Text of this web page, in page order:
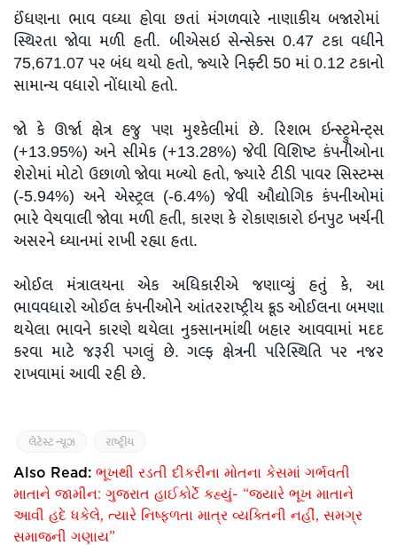
ઈંધણના ભાવ વધ્યા હોવા છતાં મંગળવારે નાણાકીય બજારોમાં
સ્થિરતા જોવા મળી હતી. બીએસઇ સેન્સેક્સ 0.47 ટકા વધીને
75,671.07 પર બંધ થયો હતો, જ્યારે નિફ્ટી 50 માં 0.12 ટકાનો
સામાન્ય વધારો નોંધાયો હતો.
જો કે ઊર્જા ક્ષેત્ર હજુ પણ મુશ્કેલીમાં છે. રિશભ ઇન્સ્ટ્રુમેન્ટ્સ
(+13.95%) અને સીમેક (+13.28%) જેવી વિશિષ્ટ કંપનીઓના
શેરોમાં મોટો ઉછાળો જોવા મળ્યો હતો, જ્યારે ટીડી પાવર સિસ્ટમ્સ
(-5.94%) અને એસ્ટ્રલ (-6.4%) જેવી ઔદ્યોગિક કંપનીઓમાં
ભારે વેચવાલી જોવા મળી હતી, કારણ કે રોકાણકારો ઇનપુટ ખર્ચની
અસરને ધ્યાનમાં રાખી રહ્યા હતા.
ઓઈલ મંત્રાલયના એક અધિકારીએ જણાવ્યું હતું કે, આ
ભાવવધારો ઓઈલ કંપનીઓને આંતરરાષ્ટ્રીય ક્રૂડ ઓઈલના બમણા
થયેલા ભાવને કારણે થયેલા નુકસાનમાંથી બહાર આવવામાં મદદ
કરવા માટે જરૂરી પગલું છે. ગલ્ફ ક્ષેત્રની પરિસ્થિતિ પર નજર
રાખવામાં આવી રહી છે.
લેટેસ્ટ ન્યૂઝ રાષ્ટ્રીય
Also Read: ભૂખથી રડતી દીકરીના મોતના કેસમાં ગર્ભવતી
માતાને જામીન: ગુજરાત હાઈકોર્ટે કહ્યું- “જ્યારે ભૂખ માતાને
આવી હદે ધકેલે, ત્યારે નિષ્ફળતા માત્ર વ્યક્તિની નહીં, સમગ્ર
સમાજની ગણાય”